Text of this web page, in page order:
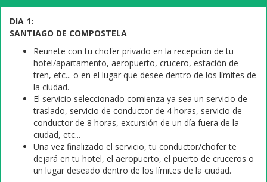
DIA 1:
SANTIAGO DE COMPOSTELA
Reunete con tu chofer privado en la recepcion de tu
hotel/apartamento, aeropuerto, crucero, estación de
tren, etc... o en el lugar que desee dentro de los límites de
la ciudad.
El servicio seleccionado comienza ya sea un servicio de
traslado, servicio de conductor de 4 horas, servicio de
conductor de 8 horas, excursión de un día fuera de la
ciudad, etc...
Una vez finalizado el servicio, tu conductor/chofer te
dejará en tu hotel, el aeropuerto, el puerto de cruceros o
un lugar deseado dentro de los límites de la ciudad.